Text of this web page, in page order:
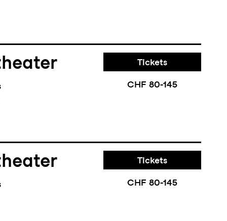
Tickets
CHF 80-145
Tickets
CHF 80-145